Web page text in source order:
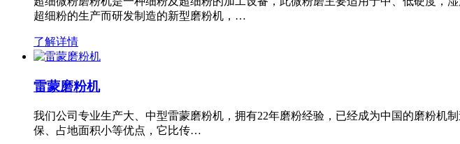
超细粉的生产而研发制造的新型磨粉机，…
了解详情
雷蒙磨粉机
我们公司专业生产大、中型雷蒙磨粉机，拥有22年磨粉经验，已经成为中国的磨粉机
保、占地面积小等优点，它比传…